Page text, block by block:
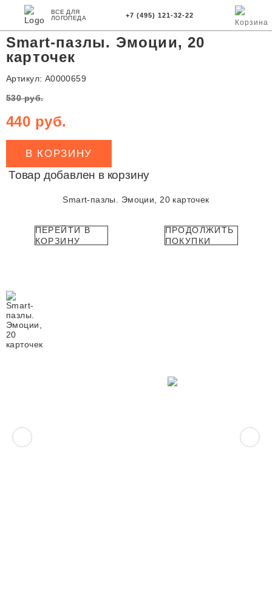
ВСЕ ДЛЯ
ЛОГОПЕДА
+7 (495) 121-32-22
Корзина
Главная Магазин Развивающие игры и игрушки
Настольные
игры
Smart-пазлы. Эмоции, 20 карточек
Smart-пазлы. Эмоции, 20
карточек
Артикул: А0000659
530 руб.
440 руб.
В КОРЗИНУ
Товар добавлен в корзину
Smart-пазлы. Эмоции, 20 карточек
ПЕРЕЙТИ В
КОРЗИНУ
ПРОДОЛЖИТЬ
ПОКУПКИ